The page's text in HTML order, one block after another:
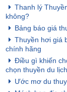
Thanh lý
không?
Bảng báo giá
Thuyền hơi giá
chính hãng
Điều gì khiến
chọn thuyền du
Ước mơ du